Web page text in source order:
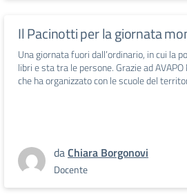
Il Pacinotti per la giornata
Una giornata fuori dall’ordinario, in cui la
libri e sta tra le persone. Grazie ad
che ha organizzato con le scuole del
daChiara Borgonovi
Docente